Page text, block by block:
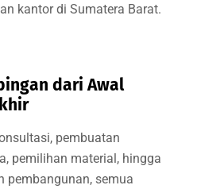
kantor di Sumatera Barat.
dari Awal
pembuatan
pemilihan material, hingga
pembangunan, semua